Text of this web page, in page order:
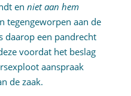
en niet aan hem
tegengeworpen aan de
daarop een pandrecht
voordat het beslag
aanspraak
de zaak.